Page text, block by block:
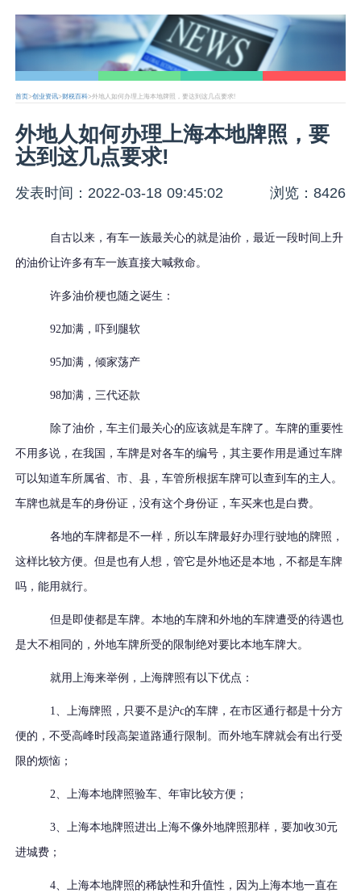
首页>创业资讯>财税百科>外地人如何办理上海本地牌照，要达到这几点要求!
外地人如何办理上海本地牌照，要
达到这几点要求!
发表时间：2022-03-18 09:45:02 浏览：8426
自古以来，有车一族最关心的就是油价，最近一段时间上升
的油价让许多有车一族直接大喊救命。
许多油价梗也随之诞生：
92加满，吓到腿软
95加满，倾家荡产
98加满，三代还款
除了油价，车主们最关心的应该就是车牌了。车牌的重要性
不用多说，在我国，车牌是对各车的编号，其主要作用是通过车牌
可以知道车所属省、市、县，车管所根据车牌可以查到车的主人。
车牌也就是车的身份证，没有这个身份证，车买来也是白费。
各地的车牌都是不一样，所以车牌最好办理行驶地的牌照，
这样比较方便。但是也有人想，管它是外地还是本地，不都是车牌
吗，能用就行。
但是即使都是车牌。本地的车牌和外地的车牌遭受的待遇也
是大不相同的，外地车牌所受的限制绝对要比本地车牌大。
就用上海来举例，上海牌照有以下优点：
1、上海牌照，只要不是沪c的车牌，在市区通行都是十分方
便的，不受高峰时段高架道路通行限制。而外地车牌就会有出行受
限的烦恼；
2、上海本地牌照验车、年审比较方便；
3、上海本地牌照进出上海不像外地牌照那样，要加收30元
进城费；
4、上海本地牌照的稀缺性和升值性，因为上海本地一直在